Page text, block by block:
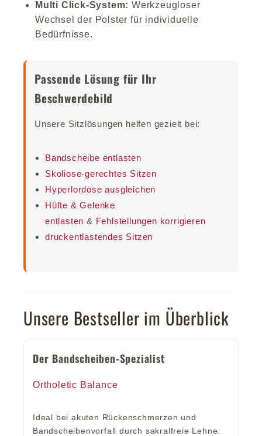
Multi Click-System: Werkzeugloser
Wechsel der Polster für individuelle
Bedürfnisse.
Passende Lösung für Ihr
Beschwerdebild
Unsere Sitzlösungen helfen gezielt bei:
Bandscheibe entlasten
Skoliose-gerechtes Sitzen
Hyperlordose ausgleichen
Hüfte & Gelenke
entlasten & Fehlstellungen korrigieren
druckentlastendes Sitzen
Unsere Bestseller im Überblick
Der Bandscheiben-Spezialist
Ortholetic Balance
Ideal bei akuten Rückenschmerzen und
Bandscheibenvorfall durch sakralfreie Lehne.